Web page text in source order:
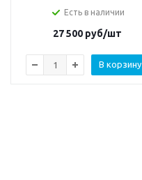
Есть в наличии
27 500 руб/шт
В корзину